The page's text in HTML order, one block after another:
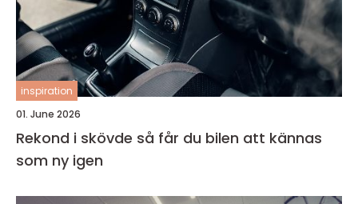
inspiration
01. June 2026
Rekond i skövde så får du bilen att kännas
som ny igen